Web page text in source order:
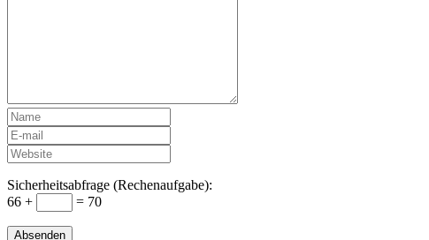
Sicherheitsabfrage (Rechenaufgabe):
66 +
= 70